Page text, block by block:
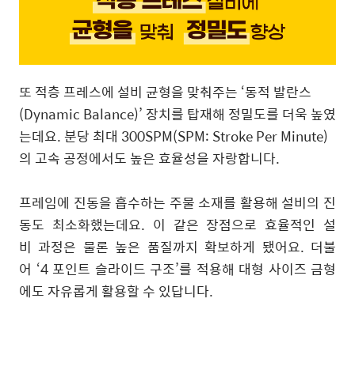
또 적층 프레스에 설비 균형을 맞춰주는 ‘동적 발란스
(Dynamic Balance)’ 장치를 탑재해 정밀도를 더욱 높였
는데요. 분당 최대 300SPM(SPM: Stroke Per Minute)
의 고속 공정에서도 높은 효율성을 자랑합니다.
프레임에 진동을 흡수하는 주물 소재를 활용해 설비의 진
동도 최소화했는데요. 이 같은 장점으로 효율적인 설
비 과정은 물론 높은 품질까지 확보하게 됐어요. 더불
어 ‘4 포인트 슬라이드 구조’를 적용해 대형 사이즈 금형
에도 자유롭게 활용할 수 있답니다.